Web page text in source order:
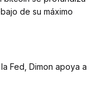
de su máximo
Fed, Dimon apoya a